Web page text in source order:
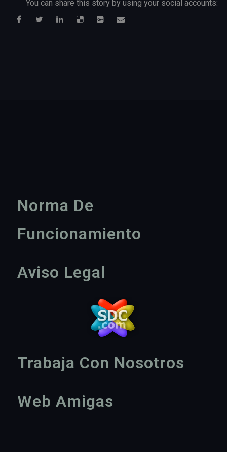
You can share this story by using your social accounts:
Norma De
Funcionamiento
Aviso Legal
Trabaja Con Nosotros
Web Amigas